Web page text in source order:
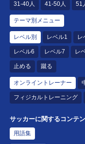
31-40人 41-50人 51
テーマ別メニュー
レベル別 レベル1 レ
レベル6 レベル7 レ
止める 蹴る
オンライントレーナー
フィジカルトレーニング
サッカーに関するコンテ
用語集